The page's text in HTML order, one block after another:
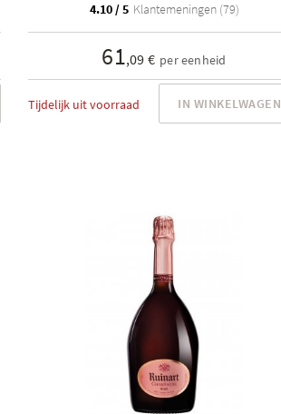
4.10 / 5 Klantemeningen (79)
61,09 € per eenheid
Tijdelijk uit voorraad IN WINKELWAGEN